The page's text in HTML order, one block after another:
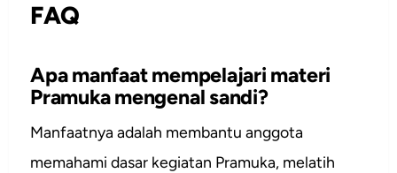
FAQ
Apa manfaat mempelajari materi
Pramuka mengenal sandi?
Manfaatnya adalah membantu anggota
memahami dasar kegiatan Pramuka, melatih